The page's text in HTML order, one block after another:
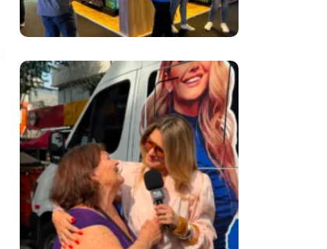
​Segurança Pública
Lidera Queixas De
Moradores Do Rio Em
Escuta Promovida
Por Antônia
Fontenelle